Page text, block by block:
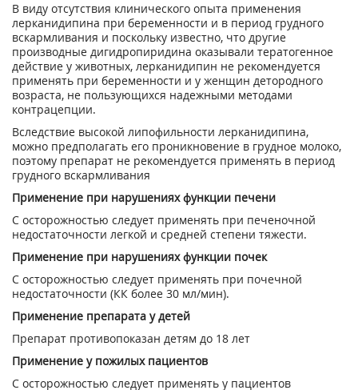
В виду отсутствия клинического опыта применения
лерканидипина при беременности и в период грудного
вскармливания и поскольку известно, что другие
производные дигидропиридина оказывали тератогенное
действие у животных, лерканидипин не рекомендуется
применять при беременности и у женщин детородного
возраста, не пользующихся надежными методами
контрацепции.
Вследствие высокой липофильности лерканидипина,
можно предполагать его проникновение в грудное молоко,
поэтому препарат не рекомендуется применять в период
грудного вскармливания
Применение при нарушениях функции печени
С осторожностью следует применять при печеночной
недостаточности легкой и средней степени тяжести.
Применение при нарушениях функции почек
С осторожностью следует применять при почечной
недостаточности (КК более 30 мл/мин).
Применение препарата у детей
Препарат противопоказан детям до 18 лет
Применение у пожилых пациентов
С осторожностью следует применять у пациентов